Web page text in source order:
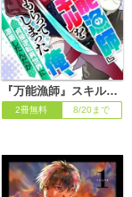
『万能漁師』スキルをもらってしまった俺、貞操逆転異世界に漂着したんだが【分冊版】
2冊無料 8/20まで